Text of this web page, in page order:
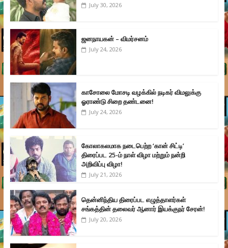
July 30, 2026
ஜனநாயகன் – விமர்சனம்
July 24, 2026
காசோலை மோசடி வழக்கில் நடிகர் விமலுக்கு
ஓராண்டு சிறை தண்டனை!
July 24, 2026
கோலாகலமாக நடைபெற்ற ‘கான் சிட்டி’
திரைப்பட 25-ம் நாள் விழா மற்றும் நன்றி
அறிவிப்பு விழா!
July 21, 2026
தென்னிந்திய திரைப்பட எழுத்தாளர்கள்
சங்கத்தின் தலைவர் ஆனார் இயக்குநர் சேரன்!
July 20, 2026